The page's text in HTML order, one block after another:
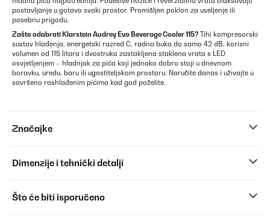
postavljanje u gotovo svaki prostor. Promišljen poklon za useljenje ili
posebnu prigodu.
Zašto odabrati Klarstein Audrey Evo Beverage Cooler 115? Tihi kompresorski
sustav hlađenja, energetski razred C, radna buka do samo 42 dB, korisni
volumen od 115 litara i dvostruko zastakljena staklena vrata s LED
osvjetljenjem – hladnjak za pića koji jednako dobro stoji u dnevnom
boravku, uredu, baru ili ugostiteljskom prostoru. Naručite danas i uživajte u
savršeno rashlađenim pićima kad god poželite.
Značajke
Dimenzije i tehnički detalji
Što će biti isporučeno